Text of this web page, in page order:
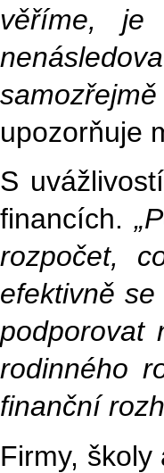
věříme, je
upozorňuje
S
financích.
rozpočet,
efektivně
podporovat
rodinného
finanční
Firmy,